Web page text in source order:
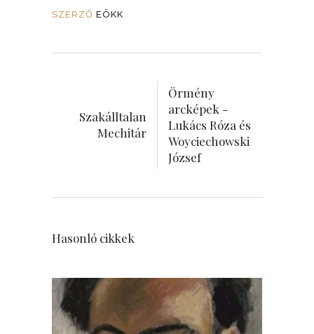
SZERZŐ EÖKK
Szakálltalan
Mechitár
Örmény
arcképek -
Lukács Róza és
Woyciechowski
József
Hasonló cikkek